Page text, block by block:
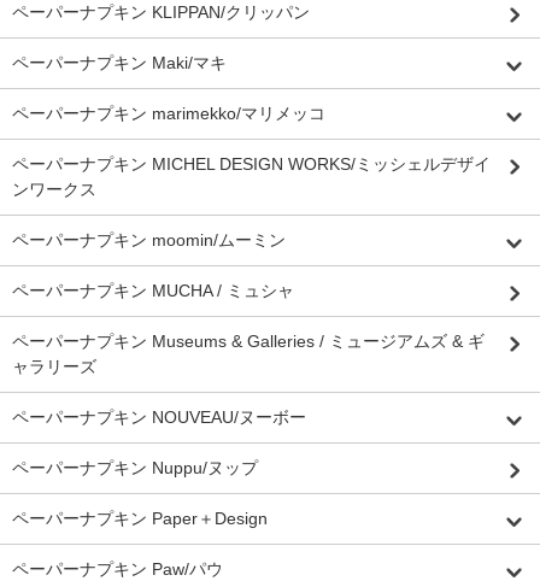
ペーパーナプキン KLIPPAN/クリッパン
ペーパーナプキン Maki/マキ
ペーパーナプキン marimekko/マリメッコ
ペーパーナプキン MICHEL DESIGN WORKS/ミッシェルデザイ
ンワークス
ペーパーナプキン moomin/ムーミン
ペーパーナプキン MUCHA / ミュシャ
ペーパーナプキン Museums & Galleries / ミュージアムズ & ギ
ャラリーズ
ペーパーナプキン NOUVEAU/ヌーボー
ペーパーナプキン Nuppu/ヌップ
ペーパーナプキン Paper＋Design
ペーパーナプキン Paw/パウ